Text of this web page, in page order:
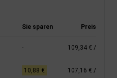
Sie sparen Preis
- 109,34 € /
10,88 € 107,16 € /